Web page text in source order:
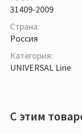
31409-2009
Страна:
Россия
Категория:
UNIVERSAL Line
С этим